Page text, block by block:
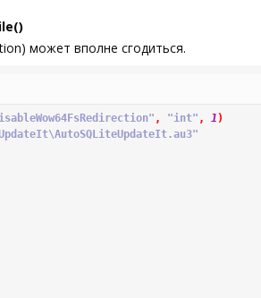
может вполне сгодиться.
, "int" , 1 )